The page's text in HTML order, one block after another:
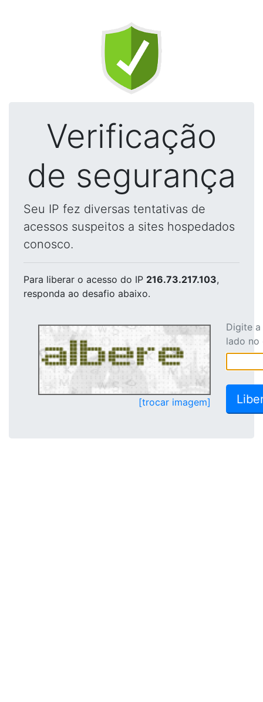
Verificação
de segurança
Seu IP fez diversas tentativas de
acessos suspeitos a sites hospedados
conosco.
Para liberar o acesso do IP 216.73.217.103,
responda ao desafio abaixo.
[trocar imagem]
Digite
lado no